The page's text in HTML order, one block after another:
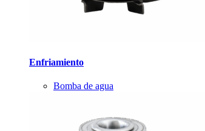
Enfriamiento
Bomba de agua